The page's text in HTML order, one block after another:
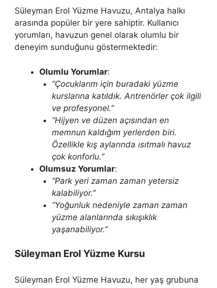
Süleyman Erol Yüzme Havuzu, Antalya halkı
arasında popüler bir yere sahiptir. Kullanıcı
yorumları, havuzun genel olarak olumlu bir
deneyim sunduğunu göstermektedir:
Olumlu Yorumlar:
“Çocuklarım için buradaki yüzme
kurslarına katıldık. Antrenörler çok ilgili
ve profesyonel.”
“Hijyen ve düzen açısından en
memnun kaldığım yerlerden biri.
Özellikle kış aylarında ısıtmalı havuz
çok konforlu.”
Olumsuz Yorumlar:
“Park yeri zaman zaman yetersiz
kalabiliyor.”
“Yoğunluk nedeniyle zaman zaman
yüzme alanlarında sıkışıklık
yaşanabiliyor.”
Süleyman Erol Yüzme Kursu
Süleyman Erol Yüzme Havuzu, her yaş grubuna